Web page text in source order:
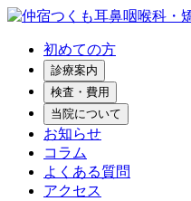
初めての方
診療案内
検査・費用
当院について
お知らせ
コラム
よくある質問
アクセス